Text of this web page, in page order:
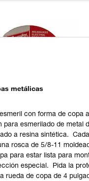
metálicas
con forma de copa
para esmerilado de metal
a resina sintética.
rosca de 5/8-11
para estar lista para
especial. Pida la
rueda de copa de 4